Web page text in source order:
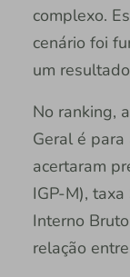
complexo.
cenário foi
um
No ranking,
Geral é
acertaram
IGP-M),
Interno
relação